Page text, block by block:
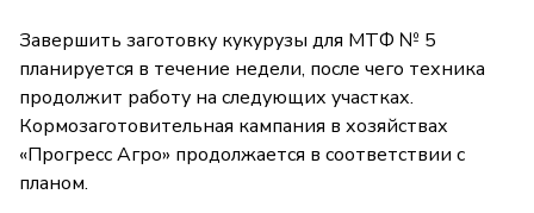
Завершить заготовку кукурузы для МТФ № 5
планируется в течение недели, после чего техника
продолжит работу на следующих участках.
Кормозаготовительная кампания в хозяйствах
«Прогресс Агро» продолжается в соответствии с
планом.